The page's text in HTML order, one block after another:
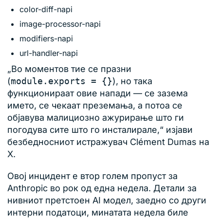
color-diff-napi
image-processor-napi
modifiers-napi
url-handler-napi
„Во моментов тие се празни
(module.exports = {}), но така
функционираат овие напади — се зазема
името, се чекаат преземања, а потоа се
објавува малициозно ажурирање што ги
погодува сите што го инсталирале,“ изјави
безбедносниот истражувач Clément Dumas на
X.
Овој инцидент е втор голем пропуст за
Anthropic во рок од една недела. Детали за
нивниот претстоен AI модел, заедно со други
интерни податоци, минатата недела биле